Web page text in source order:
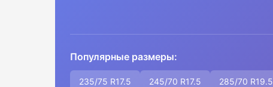
Популярные размеры:
235/75 R17.5 245/70 R17.5 285/70 R19.5